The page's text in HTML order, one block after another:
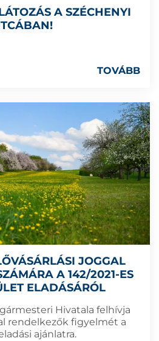
A SZÉCHENYI
TOVÁBB
JOGGAL
A 142/2021-ES
ELADÁSÁRÓL
Hivatala felhívja
rendelkezők figyelmét a
ajánlatra.